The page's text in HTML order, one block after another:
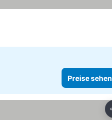
Preise sehen